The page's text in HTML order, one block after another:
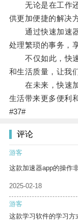
无论是在工作还
供更加便捷的解决
通过快速加速器
处理繁琐的事务，
不仅如此，快速
和生活质量，让我
在未来，快速加
生活带来更多便利
#37#
评论
游客
这款加速器app的操作
2025-02-18
游客
这款学习软件的学习